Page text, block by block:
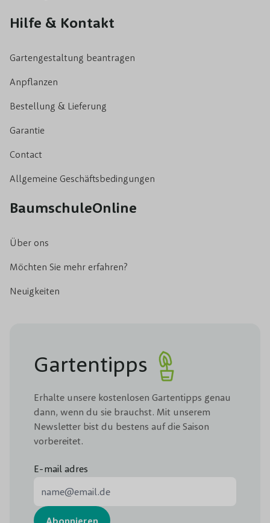
Hilfe & Kontakt
Gartengestaltung beantragen
Anpflanzen
Bestellung & Lieferung
Garantie
Contact
Allgemeine Geschäftsbedingungen
BaumschuleOnline
Über ons
Möchten Sie mehr erfahren?
Neuigkeiten
Gartentipps
Erhalte unsere kostenlosen Gartentipps genau
dann, wenn du sie brauchst. Mit unserem
Newsletter bist du bestens auf die Saison
vorbereitet.
E-mail adres
Abonnieren